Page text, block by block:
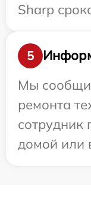
Sharp
5
Мы
ремонта
сотрудник
домой или